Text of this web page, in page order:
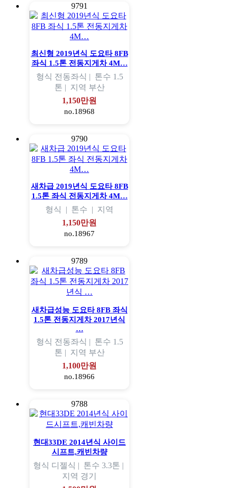
9791
최신형 2019년식 도요타 8FB
좌식 1.5톤 전동지게차 4M…
형식 전동좌식 | 톤수 1.5
톤 | 지역 부산
1,150만원
no.18968
9790
새차급 2019년식 도요타 8FB
1.5톤 좌식 전동지게차 4M…
형식 | 톤수 | 지역
1,150만원
no.18967
9789
새차급성능 도요타 8FB 좌식
1.5톤 전동지게차 2017년식
…
형식 전동좌식 | 톤수 1.5
톤 | 지역 부산
1,100만원
no.18966
9788
현대33DE 2014년식 사이드
시프트,캐빈차량
형식 디젤식 | 톤수 3.3톤 |
지역 경기